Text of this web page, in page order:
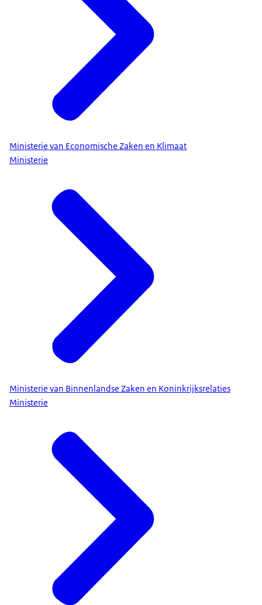
Ministerie van Economische Zaken en Klimaat
Ministerie
Ministerie van Binnenlandse Zaken en Koninkrijksrelaties
Ministerie